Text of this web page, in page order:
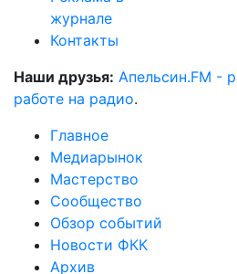
журнале
Контакты
Наши друзья: Апельсин.FM -
работе на радио.
Главное
Медиарынок
Мастерство
Сообщество
Обзор событий
Новости ФКК
Архив